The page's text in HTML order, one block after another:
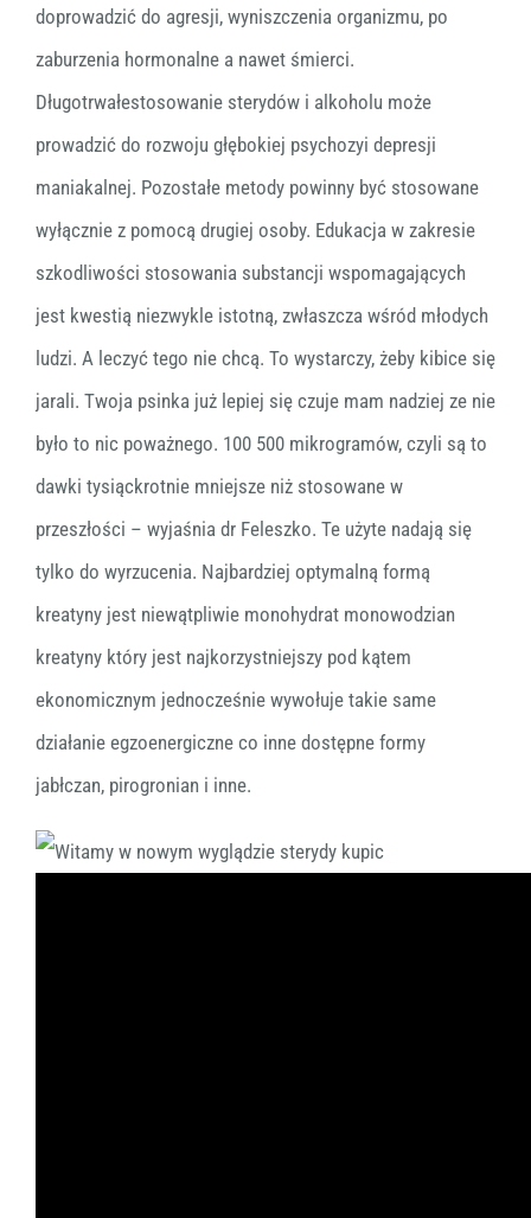
doprowadzić do agresji, wyniszczenia organizmu, po
zaburzenia hormonalne a nawet śmierci.
Długotrwałestosowanie sterydów i alkoholu może
prowadzić do rozwoju głębokiej psychozyi depresji
maniakalnej. Pozostałe metody powinny być stosowane
wyłącznie z pomocą drugiej osoby. Edukacja w zakresie
szkodliwości stosowania substancji wspomagających
jest kwestią niezwykle istotną, zwłaszcza wśród młodych
ludzi. A leczyć tego nie chcą. To wystarczy, żeby kibice się
jarali. Twoja psinka już lepiej się czuje mam nadziej ze nie
było to nic poważnego. 100 500 mikrogramów, czyli są to
dawki tysiąckrotnie mniejsze niż stosowane w
przeszłości – wyjaśnia dr Feleszko. Te użyte nadają się
tylko do wyrzucenia. Najbardziej optymalną formą
kreatyny jest niewątpliwie monohydrat monowodzian
kreatyny który jest najkorzystniejszy pod kątem
ekonomicznym jednocześnie wywołuje takie same
działanie egzoenergiczne co inne dostępne formy
jabłczan, pirogronian i inne.